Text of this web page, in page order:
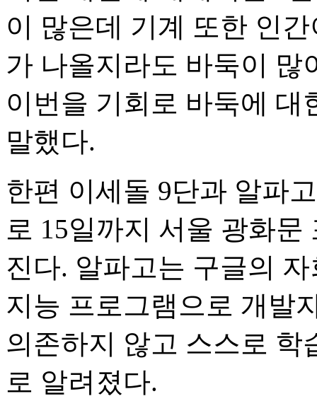
이 많은데 기계 또한 인
가 나올지라도 바둑이 많
이번을 기회로 바둑에
말했다.
한편 이세돌 9단과 알파
로 15일까지 서울 광화
진다. 알파고는 구글의
지능 프로그램으로 개발
의존하지 않고 스스로 학
로 알려졌다.